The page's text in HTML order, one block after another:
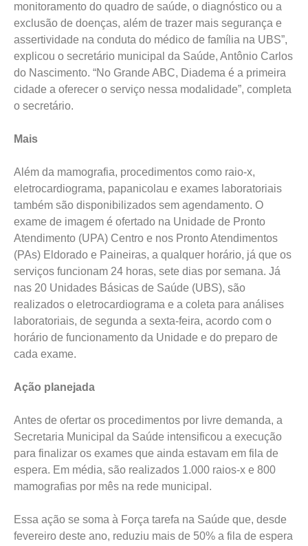
monitoramento do quadro de saúde, o diagnóstico ou a
exclusão de doenças, além de trazer mais segurança e
assertividade na conduta do médico de família na UBS”,
explicou o secretário municipal da Saúde, Antônio Carlos
do Nascimento. “No Grande ABC, Diadema é a primeira
cidade a oferecer o serviço nessa modalidade”, completa
o secretário.
Mais
Além da mamografia, procedimentos como raio-x,
eletrocardiograma, papanicolau e exames laboratoriais
também são disponibilizados sem agendamento. O
exame de imagem é ofertado na Unidade de Pronto
Atendimento (UPA) Centro e nos Pronto Atendimentos
(PAs) Eldorado e Paineiras, a qualquer horário, já que os
serviços funcionam 24 horas, sete dias por semana. Já
nas 20 Unidades Básicas de Saúde (UBS), são
realizados o eletrocardiograma e a coleta para análises
laboratoriais, de segunda a sexta-feira, acordo com o
horário de funcionamento da Unidade e do preparo de
cada exame.
Ação planejada
Antes de ofertar os procedimentos por livre demanda, a
Secretaria Municipal da Saúde intensificou a execução
para finalizar os exames que ainda estavam em fila de
espera. Em média, são realizados 1.000 raios-x e 800
mamografias por mês na rede municipal.
Essa ação se soma à Força tarefa na Saúde que, desde
fevereiro deste ano, reduziu mais de 50% a fila de espera